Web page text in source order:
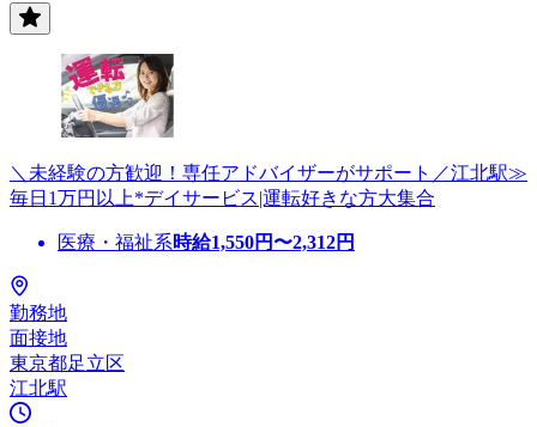
＼未経験の方歓迎！専任アドバイザーがサポート／江北駅≫
毎日1万円以上*デイサービス|運転好きな方大集合
医療・福祉系時給1,550円〜2,312円
勤務地
面接地
東京都足立区
江北駅